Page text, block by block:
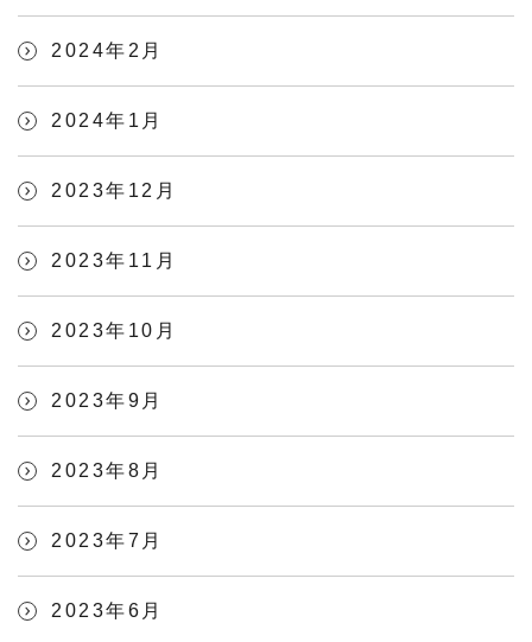
2024年2月
2024年1月
2023年12月
2023年11月
2023年10月
2023年9月
2023年8月
2023年7月
2023年6月